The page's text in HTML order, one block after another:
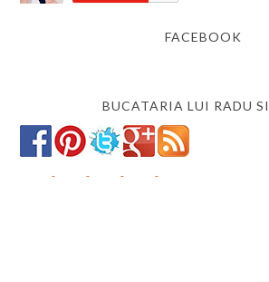
FACEBOOK
BUCATARIA LUI RADU